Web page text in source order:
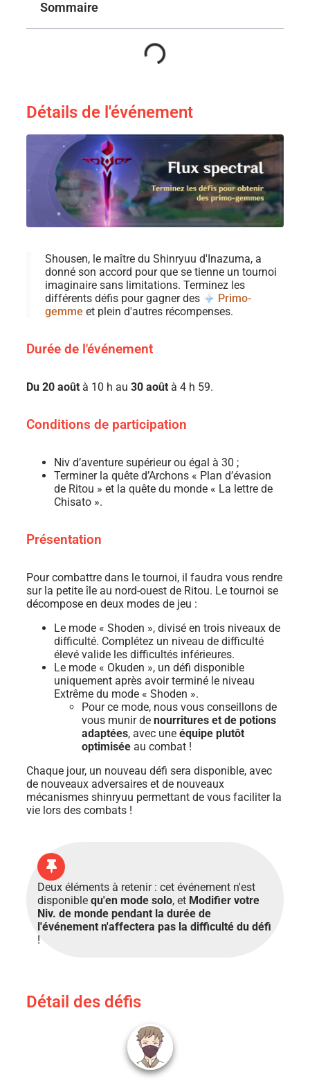
Sommaire
Détails de l'événement
Shousen, le maître du Shinryuu d'Inazuma, a
donné son accord pour que se tienne un tournoi
imaginaire sans limitations. Terminez les
différents défis pour gagner des
Primo-
gemme et plein d'autres récompenses.
Durée de l'événement
Du 20 août à 10 h au 30 août à 4 h 59.
Conditions de participation
Niv d’aventure supérieur ou égal à 30 ;
Terminer la quête d’Archons « Plan d’évasion
de Ritou » et la quête du monde « La lettre de
Chisato ».
Présentation
Pour combattre dans le tournoi, il faudra vous rendre
sur la petite île au nord-ouest de Ritou. Le tournoi se
décompose en deux modes de jeu :
Le mode « Shoden », divisé en trois niveaux de
difficulté. Complétez un niveau de difficulté
élevé valide les difficultés inférieures.
Le mode « Okuden », un défi disponible
uniquement après avoir terminé le niveau
Extrême du mode « Shoden ».
Pour ce mode, nous vous conseillons de
vous munir de nourritures et de potions
adaptées, avec une équipe plutôt
optimisée au combat !
Chaque jour, un nouveau défi sera disponible, avec
de nouveaux adversaires et de nouveaux
mécanismes shinryuu permettant de vous faciliter la
vie lors des combats !
Deux éléments à retenir : cet événement n'est
disponible qu'en mode solo, et Modifier votre
Niv. de monde pendant la durée de
l'événement n'affectera pas la difficulté du défi
!
Détail des défis